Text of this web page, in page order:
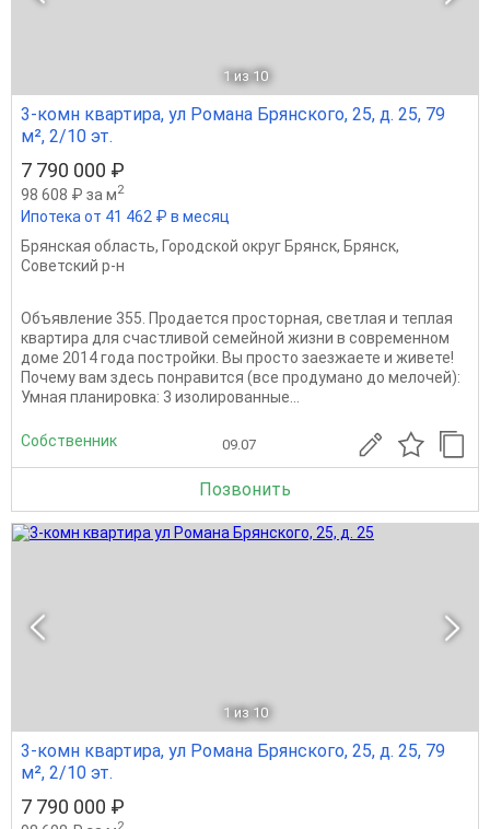
1 из 10
3-комн квартира, ул Романа Брянского, 25, д. 25, 79
м², 2/10 эт.
7 790 000 ₽
98 608 ₽ за м2
Ипотека от 41 462 ₽ в месяц
Брянская область, Городской округ Брянск, Брянск,
Советский р-н
Объявление 355. Продается просторная, светлая и теплая
квартира для счастливой семейной жизни в современном
доме 2014 года постройки. Вы просто заезжаете и живете!
Почему вам здесь понравится (все продумано до мелочей):
Умная планировка: 3 изолированные...
Собственник 09.07
Позвонить
1 из 10
3-комн квартира, ул Романа Брянского, 25, д. 25, 79
м², 2/10 эт.
7 790 000 ₽